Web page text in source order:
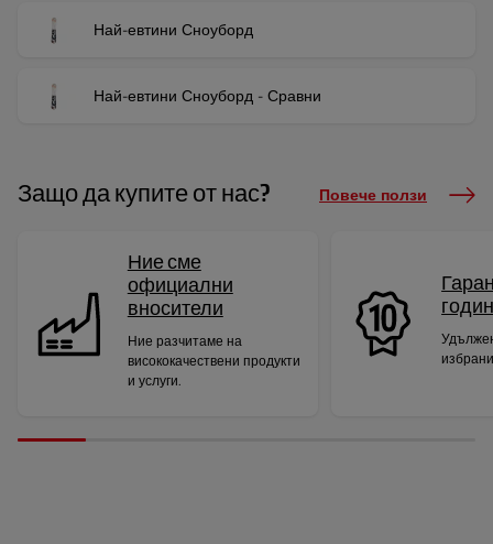
Най-евтини Сноуборд
Най-евтини Сноуборд - Сравни
Защо да купите от нас? Повече ползи
Ние сме
официални
вносители
Ние разчитаме на
висококачествени продукти
и услуги.